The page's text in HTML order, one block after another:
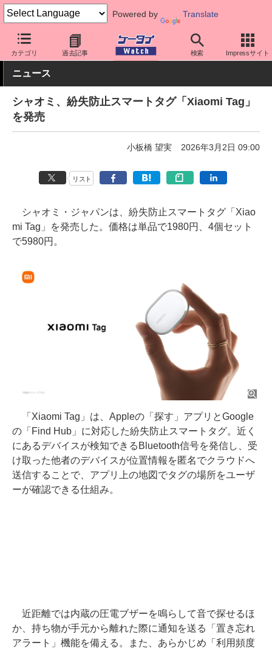
Powered by Translate
カテゴリ 過去記事 検索 Impressサイト
ケータイ Watch 周辺機器/アクセサリー ウェアラブル
ニュース
シャオミ、紛失防止スマートタグ「Xiaomi Tag」
を発売
小板橋 望実 2026年3月2日 09:00
リスト
シャオミ・ジャパンは、紛失防止スマートタグ「Xiao
mi Tag」を発売した。価格は単品で1980円、4個セット
で5980円。
「Xiaomi Tag」は、Appleの「探す」アプリとGoogle
の「Find Hub」に対応した紛失防止スマートタグ。近く
にあるデバイスが検知できるBluetooth信号を発信し、受
け取った他者のデバイスが位置情報を匿名でクラウドへ
送信することで、アプリ上の地図でタグの場所をユーザ
ーが確認できる仕組み。
近距離では内蔵の圧電ブザーを鳴らして音で探せるほ
か、持ち物が手元から離れた際に通知を送る「置き忘れ
アラート」機能を備える。また、あらかじめ「利用頻度